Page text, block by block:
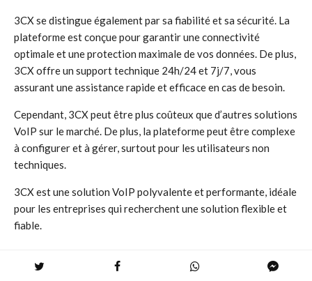
3CX se distingue également par sa fiabilité et sa sécurité. La
plateforme est conçue pour garantir une connectivité
optimale et une protection maximale de vos données. De plus,
3CX offre un support technique 24h/24 et 7j/7, vous
assurant une assistance rapide et efficace en cas de besoin.
Cependant, 3CX peut être plus coûteux que d’autres solutions
VoIP sur le marché. De plus, la plateforme peut être complexe
à configurer et à gérer, surtout pour les utilisateurs non
techniques.
3CX est une solution VoIP polyvalente et performante, idéale
pour les entreprises qui recherchent une solution flexible et
fiable.
ULTATEL : une solution de téléphonie